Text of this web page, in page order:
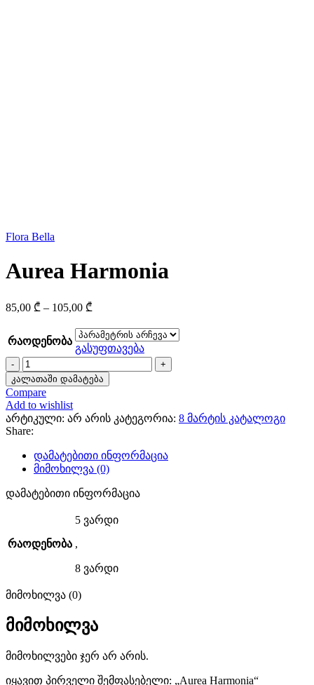
Flora Bella
Aurea Harmonia
85,00 ₾ – 105,00 ₾
85,00 ₾
through
105,00 ₾
რაოდენობა
გასუფთავება
რაოდენობა:
Aurea
Harmonia
კალათაში დამატება
Compare
Add to wishlist
არტიკული: არ არის კატეგორია: 8 მარტის კატალოგი
Share:
დამატებითი ინფორმაცია
მიმოხილვა (0)
დამატებითი ინფორმაცია
რაოდენობა
5 ვარდი
,
8 ვარდი
მიმოხილვა (0)
მიმოხილვა
მიმოხილვები ჯერ არ არის.
იყავით პირველი შემფასებელი: „Aurea Harmonia“